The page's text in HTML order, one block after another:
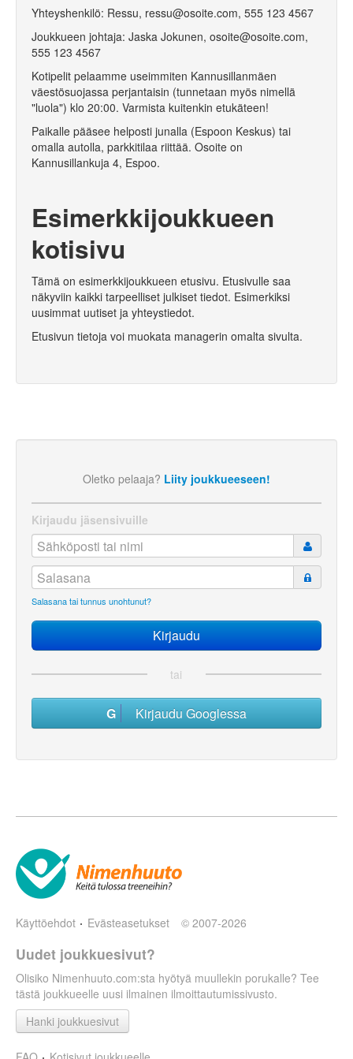
Yhteyshenkilö: Ressu, ressu@osoite.com, 555 123 4567
Joukkueen johtaja: Jaska Jokunen, osoite@osoite.com,
555 123 4567
Kotipelit pelaamme useimmiten Kannusillanmäen
väestösuojassa perjantaisin (tunnetaan myös nimellä
"luola") klo 20:00. Varmista kuitenkin etukäteen!
Paikalle pääsee helposti junalla (Espoon Keskus) tai
omalla autolla, parkkitilaa riittää. Osoite on
Kannusillankuja 4, Espoo.
Esimerkkijoukkueen
kotisivu
Tämä on esimerkkijoukkueen etusivu. Etusivulle saa
näkyviin kaikki tarpeelliset julkiset tiedot. Esimerkiksi
uusimmat uutiset ja yhteystiedot.
Etusivun tietoja voi muokata managerin omalta sivulta.
Oletko pelaaja? Liity joukkueeseen!
Kirjaudu jäsensivuille
Salasana tai tunnus unohtunut?
tai
Kirjaudu Googlessa
Käyttöehdot Evästeasetukset © 2007-2026
Uudet joukkuesivut?
Olisiko Nimenhuuto.com:sta hyötyä muullekin porukalle? Tee
tästä joukkueelle uusi ilmainen ilmoittautumissivusto.
Hanki joukkuesivut